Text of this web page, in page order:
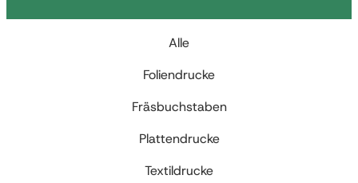
Foliendrucke
Fräsbuchstaben
Plattendrucke
Textildrucke
Alle